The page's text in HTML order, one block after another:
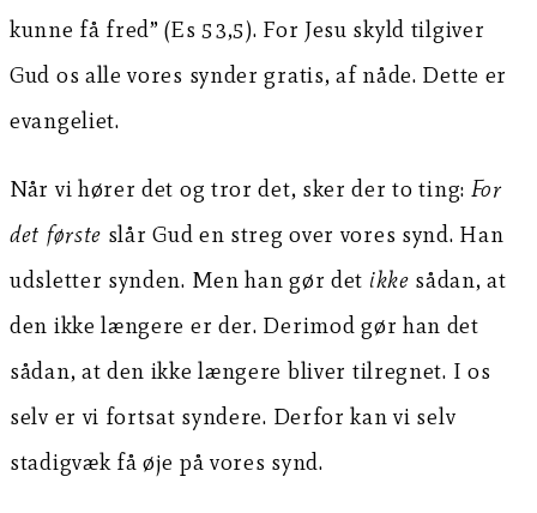
kunne få fred” (Es 53,5). For Jesu skyld tilgiver
Gud os alle vores synder gratis, af nåde. Dette er
evangeliet.
Når vi hører det og tror det, sker der to ting: For
det første slår Gud en streg over vores synd. Han
udsletter synden. Men han gør det ikke sådan, at
den ikke længere er der. Derimod gør han det
sådan, at den ikke længere bliver tilregnet. I os
selv er vi fortsat syndere. Derfor kan vi selv
stadigvæk få øje på vores synd.